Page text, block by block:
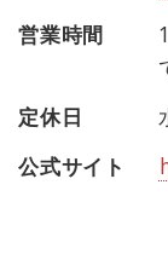
営業時間
定休日
公式サイト